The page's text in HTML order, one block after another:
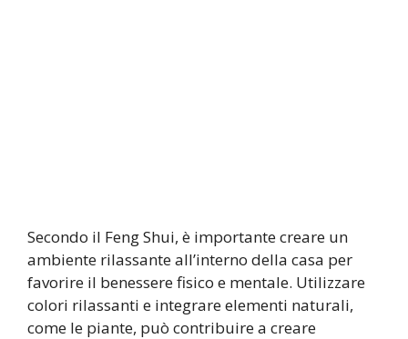
Secondo il Feng Shui, è importante creare un
ambiente rilassante all’interno della casa per
favorire il benessere fisico e mentale. Utilizzare
colori rilassanti e integrare elementi naturali,
come le piante, può contribuire a creare